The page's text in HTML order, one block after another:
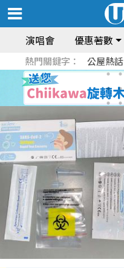
演唱會 優惠著數
熱門關鍵字： 公屋熱話